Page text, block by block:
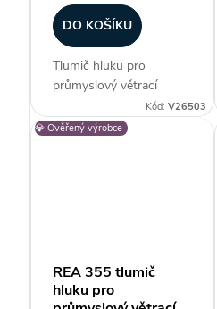
d
DO KOŠÍKU
Tlumič hluku pro
průmyslový větrací
systém Alteko TERNO-
S. Vhodný pro systém
Kód: V26503
💎 Ověřený výrobce
REA 355 tlumič
hluku pro